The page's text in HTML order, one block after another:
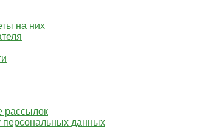
на них
рассылок
персональных данных